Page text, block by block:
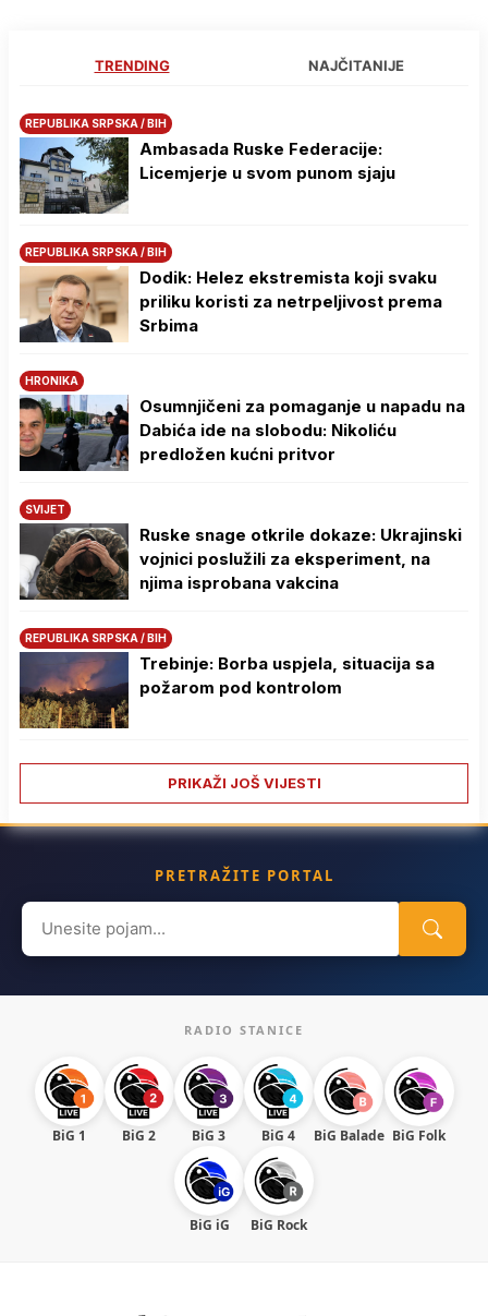
TRENDING NAJČITANIJE
REPUBLIKA SRPSKA / BIH
Ambasada Ruske Federacije:
Licemjerje u svom punom sjaju
REPUBLIKA SRPSKA / BIH
Dodik: Helez ekstremista koji svaku
priliku koristi za netrpeljivost prema
Srbima
HRONIKA
Osumnjičeni za pomaganje u napadu na
Dabića ide na slobodu: Nikoliću
predložen kućni pritvor
SVIJET
Ruske snage otkrile dokaze: Ukrajinski
vojnici poslužili za eksperiment, na
njima isprobana vakcina
REPUBLIKA SRPSKA / BIH
Trebinje: Borba uspjela, situacija sa
požarom pod kontrolom
PRIKAŽI JOŠ VIJESTI
PRETRAŽITE PORTAL
Search
for:
RADIO STANICE
BiG 1 BiG 2 BiG 3 BiG 4 BiG Balade BiG Folk
BiG iG BiG Rock